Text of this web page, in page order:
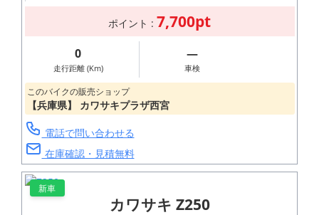
ポイント : 7,700pt
0
走行距離 (Km)
―
車検
このバイクの販売ショップ
【兵庫県】 カワサキプラザ西宮
電話で問い合わせる
在庫確認・見積無料
新車
カワサキ Z250